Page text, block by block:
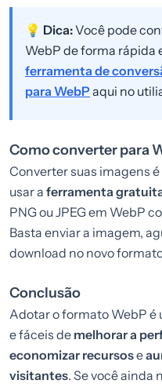
💡 Dica:Você pode
WebP de forma rápida
ferramenta de
para WebPaqui no
Como converter para
Converter suas imagens
usar a ferramenta
PNG ou JPEG em WebP
Basta enviar a imagem,
download no novo
Conclusão
Adotar o formato WebP é
e fáceis de melhorar a
economizar recursose
visitantes. Se você ainda